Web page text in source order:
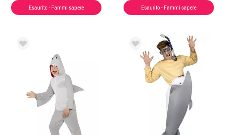
Esaurito - Fammi sapere Esaurito - Fammi sapere